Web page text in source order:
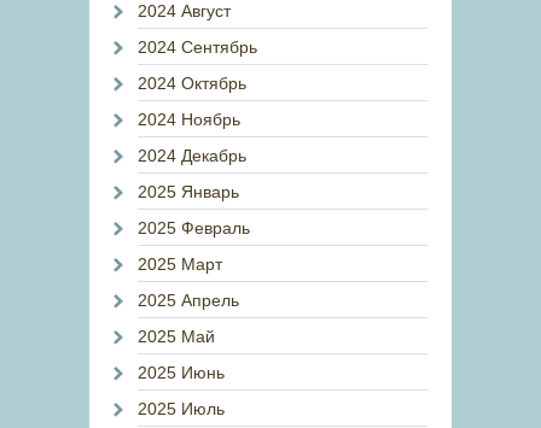
2024 Август
2024 Сентябрь
2024 Октябрь
2024 Ноябрь
2024 Декабрь
2025 Январь
2025 Февраль
2025 Март
2025 Апрель
2025 Май
2025 Июнь
2025 Июль